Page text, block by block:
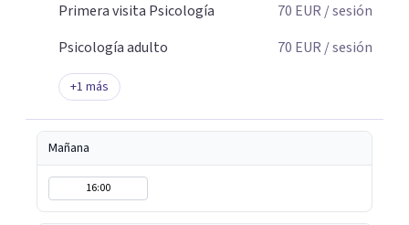
emocional o situaciones vitales difíciles de gestionar en
soledad. También ofrezco terapia online para quienes
Primera visita Psicología
70 EUR / sesión
Psicología adulto
70 EUR / sesión
+1 más
Mañana
16:00